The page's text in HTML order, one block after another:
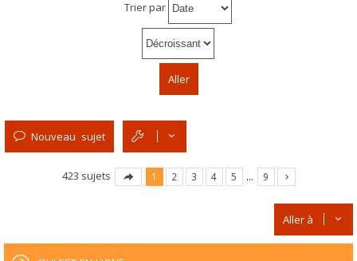
Trier par
Nouveau sujet
423 sujets 1 2 3 4 5 … 9
Aller à